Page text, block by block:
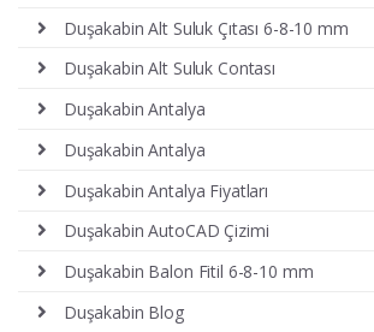
Duşakabin Alt Suluk Çıtası 6-8-10 mm
Duşakabin Alt Suluk Contası
Duşakabin Antalya
Duşakabin Antalya
Duşakabin Antalya Fiyatları
Duşakabin AutoCAD Çizimi
Duşakabin Balon Fitil 6-8-10 mm
Duşakabin Blog